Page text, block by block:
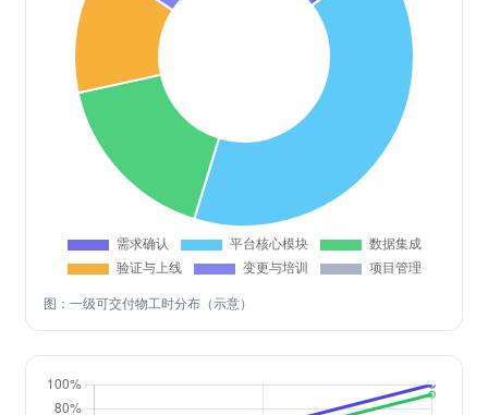
图：一级可交付物工时分布（示意）